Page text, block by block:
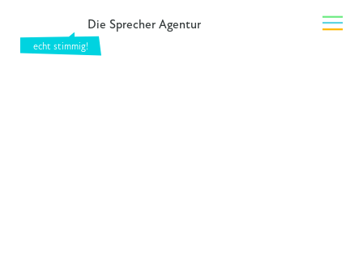
Die Sprecher Agentur